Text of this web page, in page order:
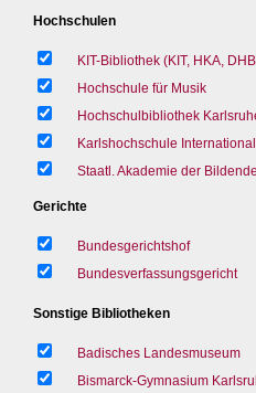
Hochschulen
KIT-Bibliothek (KIT, HKA,
Hochschule für Musik
Hochschulbibliothek
Karlshochschule
Staatl. Akademie der
Gerichte
Bundesgerichtshof
Bundesverfassungsgericht
Sonstige Bibliotheken
Badisches Landesmuseum
Bismarck-Gymnasium